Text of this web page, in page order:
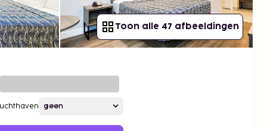
Toon alle 47 afbeeldingen